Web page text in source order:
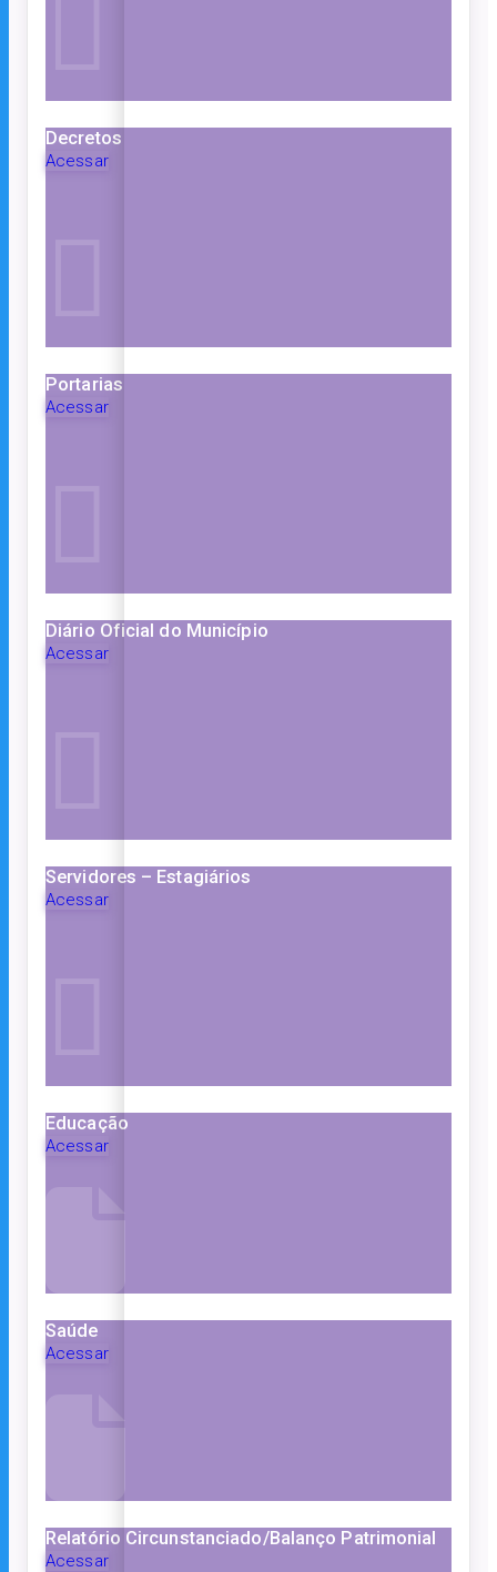
Decretos
Acessar
Portarias
Acessar
Diário Oficial do Município
Acessar
Servidores – Estagiários
Acessar
Educação
Acessar
Saúde
Acessar
Relatório Circunstanciado/Balanço Patrimonial
Acessar